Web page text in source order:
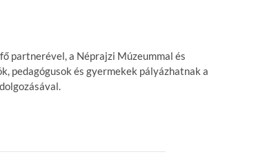
partnerével, a Néprajzi Múzeummal és
pedagógusok és gyermekek pályázhatnak a